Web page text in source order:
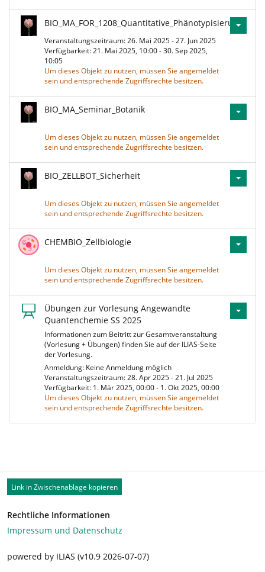
BIO_MA_FOR_1208_Quantitative_Phänotypisierung
Veranstaltungszeitraum: 26. Mai 2025 - 27. Jun 2025
Verfügbarkeit: 21. Mai 2025, 10:00 - 30. Sep 2025,
10:05
Um dieses Objekt zu nutzen, müssen Sie angemeldet
sein und entsprechende Zugriffsrechte besitzen.
BIO_MA_Seminar_Botanik
Um dieses Objekt zu nutzen, müssen Sie angemeldet
sein und entsprechende Zugriffsrechte besitzen.
BIO_ZELLBOT_Sicherheit
Um dieses Objekt zu nutzen, müssen Sie angemeldet
sein und entsprechende Zugriffsrechte besitzen.
CHEMBIO_Zellbiologie
Um dieses Objekt zu nutzen, müssen Sie angemeldet
sein und entsprechende Zugriffsrechte besitzen.
Übungen zur Vorlesung Angewandte
Quantenchemie SS 2025
Informationen zum Beitritt zur Gesamtveranstaltung
(Vorlesung + Übungen) finden Sie auf der ILIAS-Seite
der Vorlesung.
Anmeldung: Keine Anmeldung möglich
Veranstaltungszeitraum: 28. Apr 2025 - 21. Jul 2025
Verfügbarkeit: 1. Mär 2025, 00:00 - 1. Okt 2025, 00:00
Um dieses Objekt zu nutzen, müssen Sie angemeldet
sein und entsprechende Zugriffsrechte besitzen.
Link in Zwischenablage kopieren
Rechtliche Informationen
Impressum und Datenschutz
powered by ILIAS (v10.9 2026-07-07)